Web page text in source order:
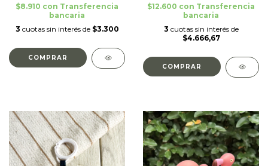
$8.910 con Transferencia
bancaria
3 cuotas sin interés de $3.300
COMPRAR
$12.600 con Transferencia
bancaria
3 cuotas sin interés de
$4.666,67